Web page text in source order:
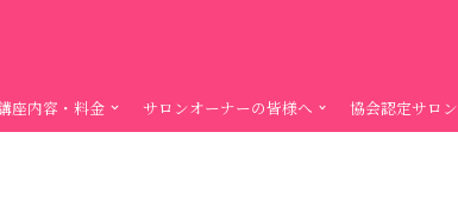
座内容・料金 サロンオーナーの皆様へ 協会認定サロン